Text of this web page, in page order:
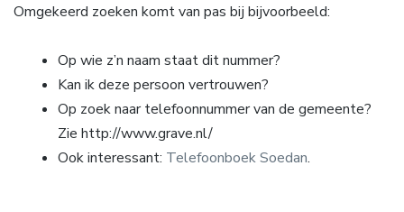
Omgekeerd zoeken komt van pas bij bijvoorbeeld:
Op wie z’n naam staat dit nummer?
Kan ik deze persoon vertrouwen?
Op zoek naar telefoonnummer van de gemeente?
Zie http://www.grave.nl/
Ook interessant: Telefoonboek Soedan.